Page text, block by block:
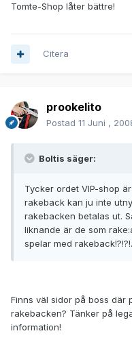
Tomte-Shop låter bättre!
Citera
prookelito
Postad 11 Juni ,
Boltis säger:
Tycker ordet VIP-shop
rakeback kan ju inte
rakebacken betalas ut.
liknande är de som
spelar med
Finns väl sidor på boss där
rakebacken? Tänker på
information!